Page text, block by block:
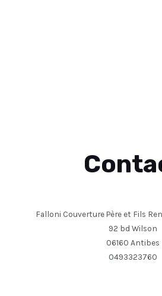
Falloni Couverture Père et Fils
92 bd Wilson
06160 Antibes
0493323760